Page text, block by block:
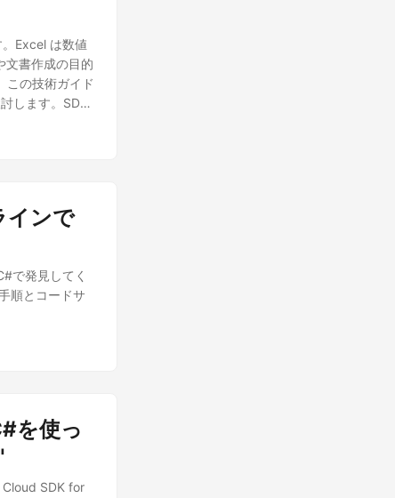
化します。変
Excel は数値
文書作成の目的
この技術ガイド
します。SDK
ョンを提供し
フォーマッ
。変換プロセ
ン、エラーハ
インで
で発見してく
順とコードサ
を使っ
Cloud SDK for